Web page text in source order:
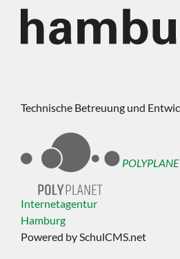
Technische Betreuung und
Internetagentur
Hamburg
Powered by SchulCMS.net